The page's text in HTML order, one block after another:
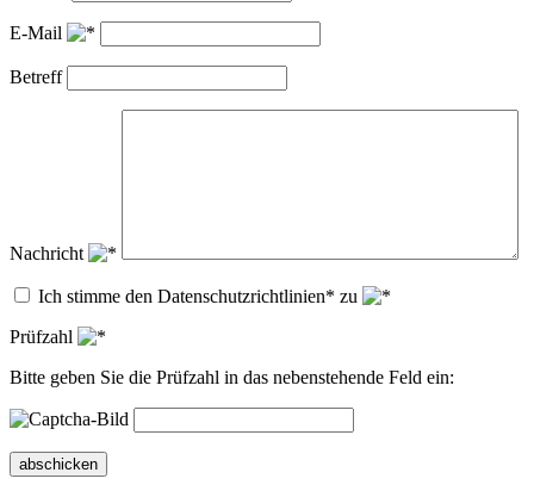
E-Mail
Betreff
Nachricht
Ich stimme den Datenschutzrichtlinien* zu
Prüfzahl
Bitte geben Sie die Prüfzahl in das nebenstehende Feld ein:
abschicken